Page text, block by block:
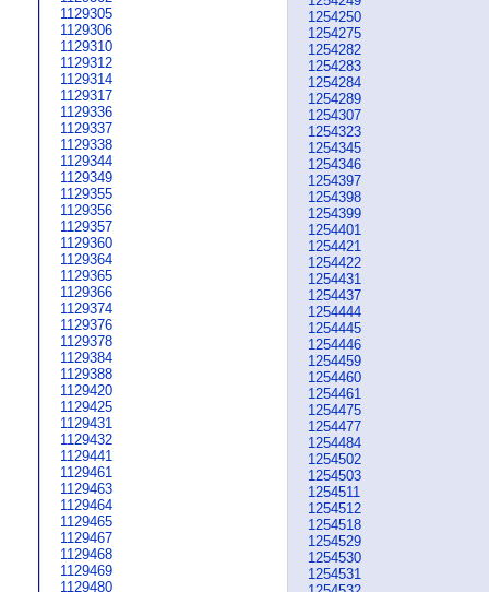
1129305
1129306
1129310
1129312
1129314
1129317
1129336
1129337
1129338
1129344
1129349
1129355
1129356
1129357
1129360
1129364
1129365
1129366
1129374
1129376
1129378
1129384
1129388
1129420
1129425
1129431
1129432
1129441
1129461
1129463
1129464
1129465
1129467
1129468
1129469
1129480
1254250
1254275
1254282
1254283
1254284
1254289
1254307
1254323
1254345
1254346
1254397
1254398
1254399
1254401
1254421
1254422
1254431
1254437
1254444
1254445
1254446
1254459
1254460
1254461
1254475
1254477
1254484
1254502
1254503
1254511
1254512
1254518
1254529
1254530
1254531